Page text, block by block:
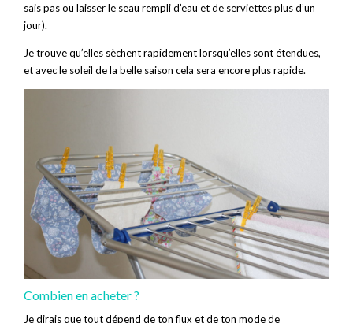
sais pas ou laisser le seau rempli d’eau et de serviettes plus d’un
jour).
Je trouve qu’elles sèchent rapidement lorsqu’elles sont étendues,
et avec le soleil de la belle saison cela sera encore plus rapide.
Combien en acheter ?
Je dirais que tout dépend de ton flux et de ton mode de